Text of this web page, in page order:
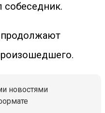
собеседник.
новостями